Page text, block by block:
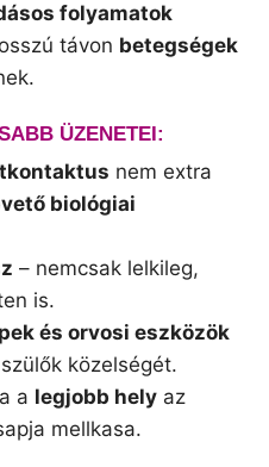
folyamatok
távon betegségek
ÜZENETEI:
nem extra
biológiai
– nemcsak lelkileg,
is.
és orvosi eszközök
közelségét.
a legjobb hely az
mellkasa.